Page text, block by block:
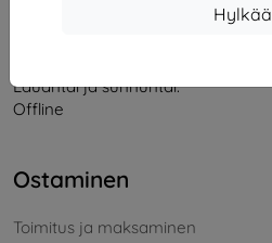
Hylkää
Maanantaista perjantaihin:
Lauantai ja sunnuntai:
Offline
Ostaminen
Toimitus ja maksaminen